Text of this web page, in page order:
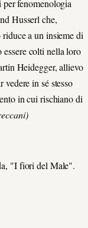
fenomenologia
Husserl che,
a un insieme di
essere colti nella loro
Heidegger, allievo
in sé stesso
in cui rischiano di
"I fiori del Male".